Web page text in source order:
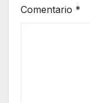
Comentario *